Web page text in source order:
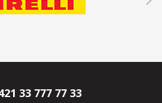
33 777 77 33